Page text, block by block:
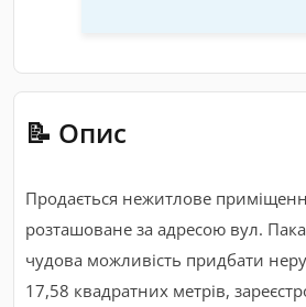
📝 Опис
Продається нежитлове
розташоване за адресою вул.
чудова можливість придбати
17,58 квадратних метрів,